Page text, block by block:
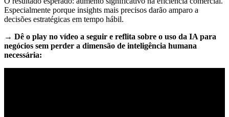
Especialmente porque insights mais precisos darão amparo a
decisões estratégicas em tempo hábil.
→ Dê o play no vídeo a seguir e reflita sobre o uso da IA para
negócios sem perder a dimensão de inteligência humana
necessária: